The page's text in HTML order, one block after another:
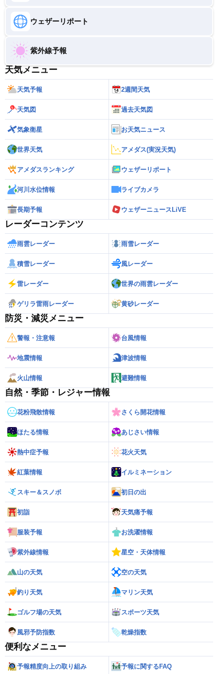
ウェザーリポート
紫外線予報
天気メニュー
天気予報 2週間天気
天気図 過去天気図
気象衛星 お天気ニュース
世界天気 アメダス(実況天気)
アメダスランキング ウェザーリポート
河川水位情報 ライブカメラ
長期予報 ウェザーニュースLiVE
レーダーコンテンツ
雨雲レーダー 雨雪レーダー
積雪レーダー 風レーダー
雷レーダー 世界の雨雲レーダー
ゲリラ雷雨レーダー 黄砂レーダー
防災・減災メニュー
警報・注意報 台風情報
地震情報 津波情報
火山情報 避難情報
自然・季節・レジャー情報
花粉飛散情報 さくら開花情報
ほたる情報 あじさい情報
熱中症予報 花火天気
紅葉情報 イルミネーション
スキー＆スノボ 初日の出
初詣 天気痛予報
服装予報 お洗濯情報
紫外線情報 星空・天体情報
山の天気 空の天気
釣り天気 マリン天気
ゴルフ場の天気 スポーツ天気
風邪予防指数 乾燥指数
便利なメニュー
予報精度向上の取り組み 予報に関するFAQ